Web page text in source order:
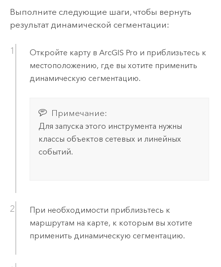
Выполните следующие шаги, чтобы вернуть
результат динамической сегментации:
Откройте карту в ArcGIS Pro и приблизьтесь к
местоположению, где вы хотите применить
динамическую сегментацию.
Примечание:
Для запуска этого инструмента нужны
классы объектов сетевых и линейных
событий.
При необходимости приблизьтесь к
маршрутам на карте, к которым вы хотите
применить динамическую сегментацию.